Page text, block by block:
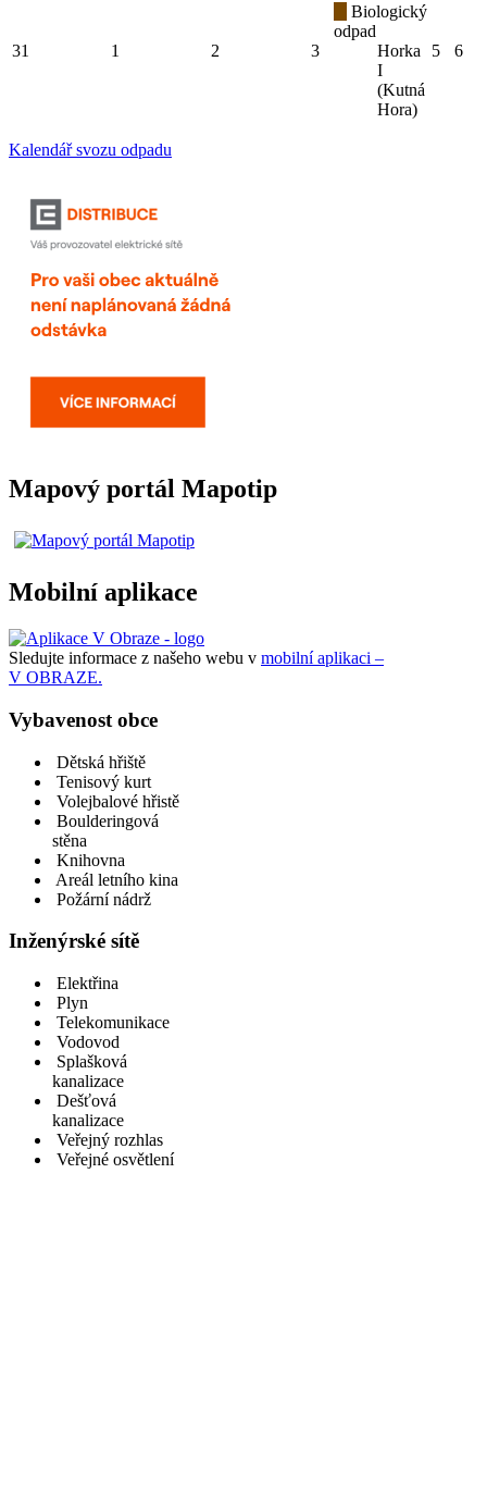
31 1 2 3
Biologický
odpad
Horka
I
(Kutná
Hora)
5 6
Kalendář svozu odpadu
Mapový portál Mapotip
Mobilní aplikace
Sledujte informace z našeho webu v mobilní aplikaci –
V OBRAZE.
Vybavenost obce
Dětská hřiště
Tenisový kurt
Volejbalové hřistě
Boulderingová
stěna
Knihovna
Areál letního kina
Požární nádrž
Inženýrské sítě
Elektřina
Plyn
Telekomunikace
Vodovod
Splašková
kanalizace
Dešťová
kanalizace
Veřejný rozhlas
Veřejné osvětlení